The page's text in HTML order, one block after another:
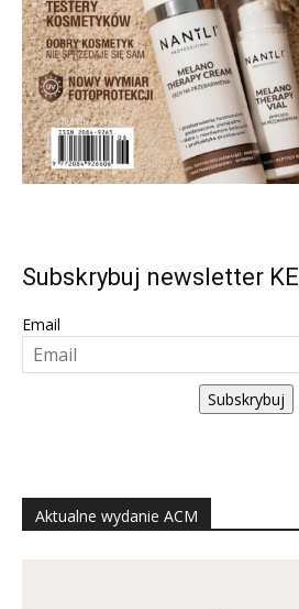
Subskrybuj newsletter KE
Email
Subskrybuj
Aktualne wydanie ACM